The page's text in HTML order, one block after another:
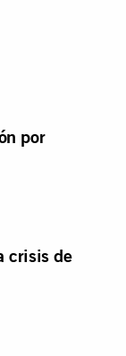
por
crisis de